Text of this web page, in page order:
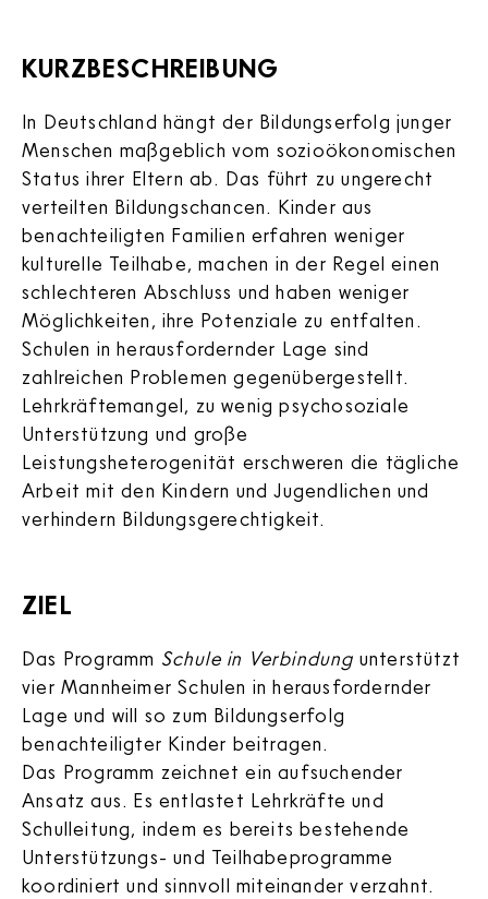
KURZBESCHREIBUNG
In Deutschland hängt der Bildungserfolg junger
Menschen maßgeblich vom sozioökonomischen
Status ihrer Eltern ab. Das führt zu ungerecht
verteilten Bildungschancen. Kinder aus
benachteiligten Familien erfahren weniger
kulturelle Teilhabe, machen in der Regel einen
schlechteren Abschluss und haben weniger
Möglichkeiten, ihre Potenziale zu entfalten.
Schulen in herausfordernder Lage sind
zahlreichen Problemen gegenübergestellt.
Lehrkräftemangel, zu wenig psychosoziale
Unterstützung und große
Leistungsheterogenität erschweren die tägliche
Arbeit mit den Kindern und Jugendlichen und
verhindern Bildungsgerechtigkeit.
ZIEL
Das Programm Schule in Verbindung unterstützt
vier Mannheimer Schulen in herausfordernder
Lage und will so zum Bildungserfolg
benachteiligter Kinder beitragen.
Das Programm zeichnet ein aufsuchender
Ansatz aus. Es entlastet Lehrkräfte und
Schulleitung, indem es bereits bestehende
Unterstützungs- und Teilhabeprogramme
koordiniert und sinnvoll miteinander verzahnt.